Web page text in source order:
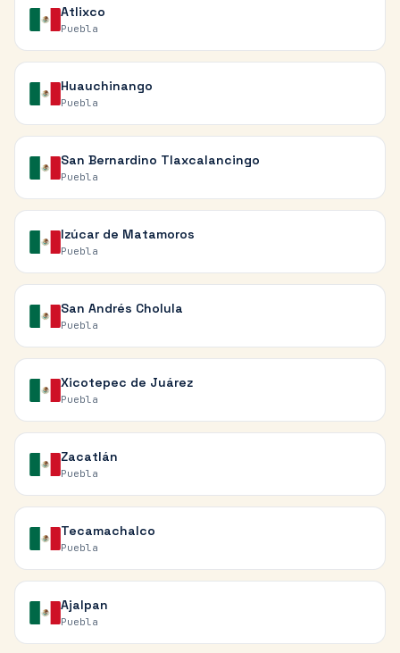
Atlixco
Puebla
Huauchinango
Puebla
San Bernardino Tlaxcalancingo
Puebla
Izúcar de Matamoros
Puebla
San Andrés Cholula
Puebla
Xicotepec de Juárez
Puebla
Zacatlán
Puebla
Tecamachalco
Puebla
Ajalpan
Puebla